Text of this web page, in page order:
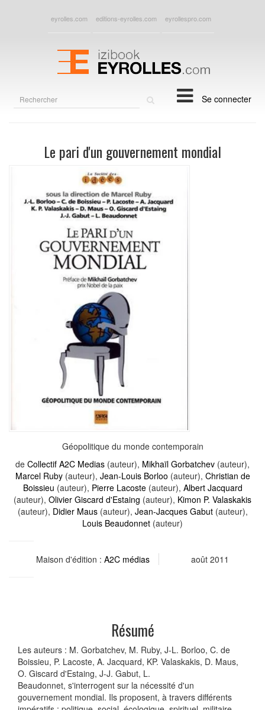
eyrolles.com editions-eyrolles.com eyrollespro.com
Se connecter
Le pari d'un gouvernement mondial
Géopolitique du monde contemporain
de Collectif A2C Medias (auteur), Mikhaïl Gorbatchev (auteur),
Marcel Ruby(auteur), Jean-Louis Borloo (auteur), Christian de
Boissieu (auteur), Pierre Lacoste(auteur), Albert Jacquard
(auteur), Olivier Giscard d'Estaing (auteur), Kimon P. Valaskakis
(auteur), Didier Maus(auteur), Jean-Jacques Gabut(auteur),
Louis Beaudonnet (auteur)
Maison d'édition : A2C médias août 2011
Résumé
Les auteurs : M. Gorbatchev, M. Ruby, J-L. Borloo, C. de
Boissieu, P. Lacoste, A. Jacquard, KP. Valaskakis, D. Maus,
O. Giscard d'Estaing, J-J. Gabut, L.
Beaudonnet, s'interrogent sur la nécessité d'un
gouvernement mondial. Ils proposent, à travers différents